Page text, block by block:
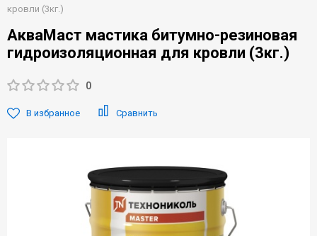
кровли (3кг.)
АкваМаст мастика битумно-резиновая
гидроизоляционная для кровли (3кг.)
0
В избранное Сравнить